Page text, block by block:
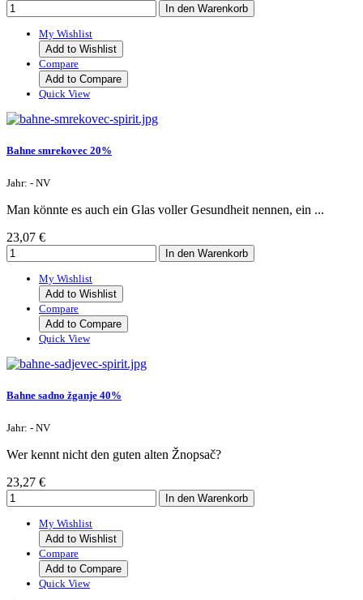
My Wishlist
Add to Wishlist
Compare
Add to Compare
Quick View
Bahne smrekovec 20%
Jahr: - NV
Man könnte es auch ein Glas voller Gesundheit nennen, ein ...
23,07 €
My Wishlist
Add to Wishlist
Compare
Add to Compare
Quick View
Bahne sadno žganje 40%
Jahr: - NV
Wer kennt nicht den guten alten Žnopsač?
23,27 €
My Wishlist
Add to Wishlist
Compare
Add to Compare
Quick View